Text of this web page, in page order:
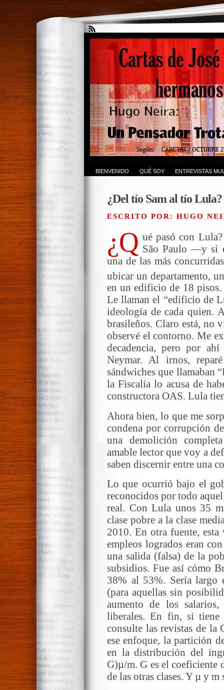
BIENVENIDO QUÉ SOY ENTREVISTAS
¿Del tío Sam al tío
ESCRITO POR: HUGO
¿Q ué pasó con
São Paulo —y si
una de las más
ubicar un departamento,
en un edificio de 18 pisos.
Le llaman el “edificio de
ideología de cada quien.
brasileños. Claro está, no
observé el contorno. Me
decadencia, pero por
Neymar. Al irnos,
sándwiches que llamaban
la Fiscalía lo acusa de
constructora OAS. Lula
Ahora bien, lo que me
condena por corrupción
una demolición
amable lector que voy a
saben discernir entre una
Lo que ocurrió bajo el
reconocidos por todo
real. Con Lula unos 35
clase pobre a la clase
2010. En otra fuente,
empleos logrados eran
una salida (falsa) de la
subsidios. Fue así cómo
38% al 53%. Sería largo
(para aquellas sin
aumento de los
liberales. En fin, si tiene
consulte las revistas de la
ese enfoque, la partición
en la distribución del
G)µ/m. G es el coeficiente
de las otras clases. Y µ y